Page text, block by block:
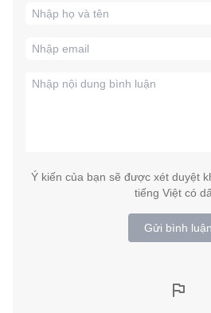
Ý kiến của bạn sẽ được xét duyệt
tiếng Việt có
Gửi bình luận